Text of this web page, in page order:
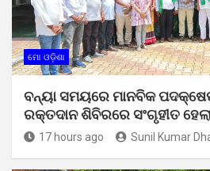
ମୋ ଓଡ଼ିଶା
ବନ୍ୟା ସମୟରେ ମାନବିକ
ରକ୍ତଦାନ ଶିବିରରେ ସଂଗୃହୀତ
17 hours ago Sunil Kumar